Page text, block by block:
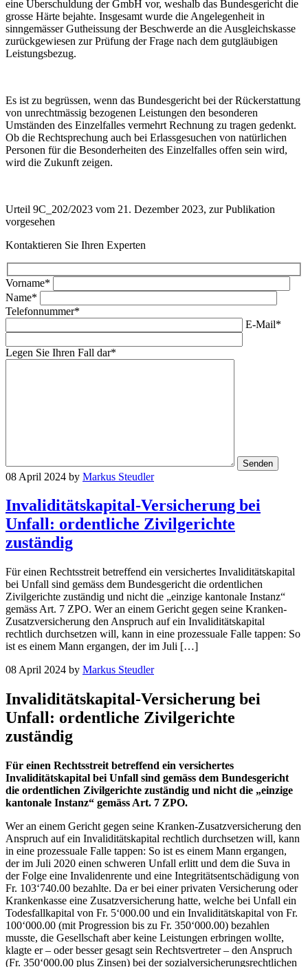
eine Überschuldung der GmbH vor, weshalb das Bundesgericht die
grosse Härte bejahte. Insgesamt wurde die Angelegenheit in
sinngemässer Gutheissung der Beschwerde an die Ausgleichskasse
zurückgewiesen zur Prüfung der Frage nach dem gutgläubigen
Leistungsbezug.
Es ist zu begrüssen, wenn das Bundesgericht bei der Rückerstattung
von unrechtmässig bezogenen Leistungen den besonderen
Umständen des Einzelfalles vermehrt Rechnung zu tragen gedenkt.
Ob die Rechtsprechung auch bei Erlassgesuchen von natürlichen
Personen für die Besonderheiten des Einzelfalles offen sein wird,
wird die Zukunft zeigen.
Urteil 9C_202/2023 vom 21. Dezember 2023, zur Publikation
vorgesehen
Kontaktieren Sie Ihren Experten
Vorname*
Name*
Telefonnummer*
E-Mail*
Legen Sie Ihren Fall dar*
08 April 2024 by Markus Steudler
Invaliditätskapital-Versicherung bei
Unfall: ordentliche Zivilgerichte
zuständig
Für einen Rechtsstreit betreffend ein versichertes Invaliditätskapital
bei Unfall sind gemäss dem Bundesgericht die ordentlichen
Zivilgerichte zuständig und nicht die „einzige kantonale Instanz“
gemäss Art. 7 ZPO. Wer an einem Gericht gegen seine Kranken-
Zusatzversicherung den Anspruch auf ein Invaliditätskapital
rechtlich durchsetzen will, kann in eine prozessuale Falle tappen: So
ist es einem Mann ergangen, der im Juli […]
08 April 2024 by Markus Steudler
Invaliditätskapital-Versicherung bei
Unfall: ordentliche Zivilgerichte
zuständig
Für einen Rechtsstreit betreffend ein versichertes
Invaliditätskapital bei Unfall sind gemäss dem Bundesgericht
die ordentlichen Zivilgerichte zuständig und nicht die „einzige
kantonale Instanz“ gemäss Art. 7 ZPO.
Wer an einem Gericht gegen seine Kranken-Zusatzversicherung den
Anspruch auf ein Invaliditätskapital rechtlich durchsetzen will, kann
in eine prozessuale Falle tappen: So ist es einem Mann ergangen,
der im Juli 2020 einen schweren Unfall erlitt und dem die Suva in
der Folge eine Invalidenrente und eine Integritätsentschädigung von
Fr. 103‘740.00 bezahlte. Da er bei einer privaten Versicherung oder
Krankenkasse eine Zusatzversicherung hatte, welche bei Unfall ein
Todesfallkapital von Fr. 5‘000.00 und ein Invaliditätskapital von Fr.
100‘000.00 (mit Progression bis zu Fr. 350‘000.00) bezahlen
musste, die Gesellschaft aber keine Leistungen erbringen wollte,
klagte er – oder besser gesagt sein Rechtsvertreter – den Anspruch
(Fr. 350‘000.00 plus Zinsen) bei der sozialversicherungsrechtlichen